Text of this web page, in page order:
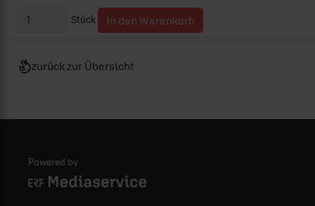
Stück
zurück zur Übersicht
Powered by
Logo - ERF Mediaservice